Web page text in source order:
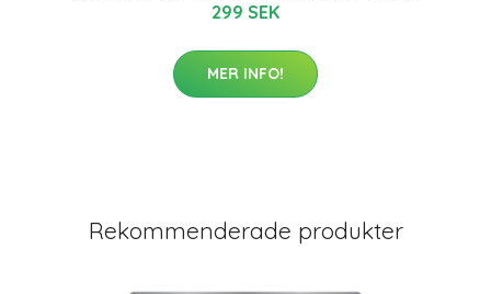
299 SEK
MER INFO!
Rekommenderade produkter